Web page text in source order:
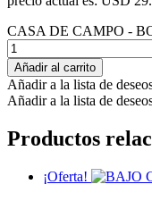
CASA DE CAMPO -
Añadir al carrito
Añadir a la lista de
Añadir a la lista de
Productos
¡Oferta!